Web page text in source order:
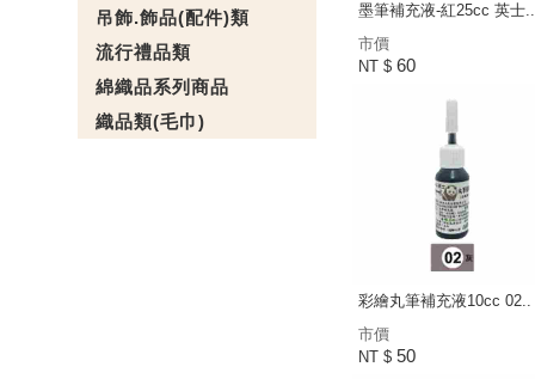
吊飾.飾品(配件)類
流行禮品類
綿織品系列商品
織品類(毛巾)
墨筆補充液-紅25cc 英士..
市價
NT $ 60
彩繪丸筆補充液10cc 02..
市價
NT $ 50